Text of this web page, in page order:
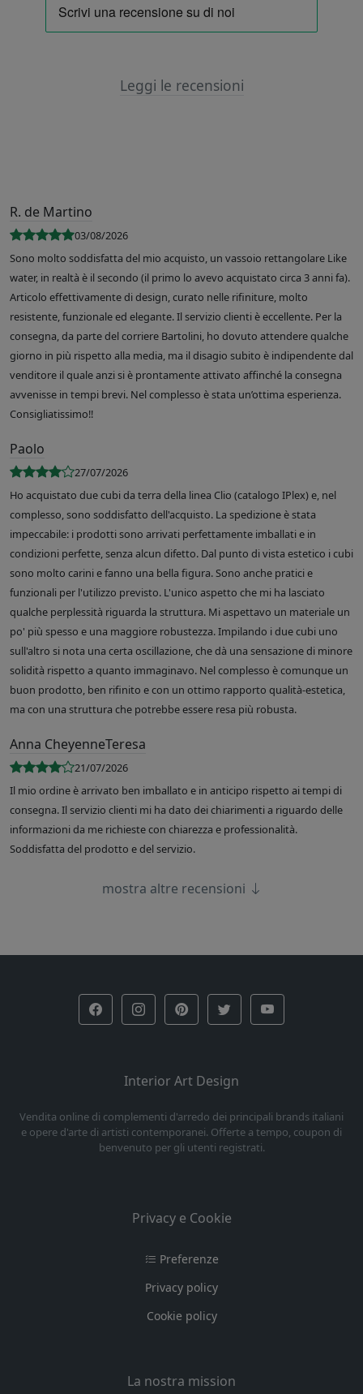
Leggi le recensioni
R. de Martino
03/08/2026
Sono molto soddisfatta del mio acquisto, un vassoio rettangolare Like
water, in realtà è il secondo (il primo lo avevo acquistato circa 3 anni fa).
Articolo effettivamente di design, curato nelle rifiniture, molto
resistente, funzionale ed elegante. Il servizio clienti è eccellente. Per la
consegna, da parte del corriere Bartolini, ho dovuto attendere qualche
giorno in più rispetto alla media, ma il disagio subito è indipendente dal
venditore il quale anzi si è prontamente attivato affinché la consegna
avvenisse in tempi brevi. Nel complesso è stata un’ottima esperienza.
Consigliatissimo!!
Paolo
27/07/2026
Ho acquistato due cubi da terra della linea Clio (catalogo IPlex) e, nel
complesso, sono soddisfatto dell'acquisto. La spedizione è stata
impeccabile: i prodotti sono arrivati perfettamente imballati e in
condizioni perfette, senza alcun difetto. Dal punto di vista estetico i cubi
sono molto carini e fanno una bella figura. Sono anche pratici e
funzionali per l'utilizzo previsto. L'unico aspetto che mi ha lasciato
qualche perplessità riguarda la struttura. Mi aspettavo un materiale un
po' più spesso e una maggiore robustezza. Impilando i due cubi uno
sull'altro si nota una certa oscillazione, che dà una sensazione di minore
solidità rispetto a quanto immaginavo. Nel complesso è comunque un
buon prodotto, ben rifinito e con un ottimo rapporto qualità-estetica,
ma con una struttura che potrebbe essere resa più robusta.
Anna CheyenneTeresa
21/07/2026
Il mio ordine è arrivato ben imballato e in anticipo rispetto ai tempi di
consegna. Il servizio clienti mi ha dato dei chiarimenti a riguardo delle
informazioni da me richieste con chiarezza e professionalità.
Soddisfatta del prodotto e del servizio.
mostra altre recensioni
Interior Art Design
Vendita online di complementi d'arredo dei principali brands italiani
e opere d'arte di artisti contemporanei. Offerte a tempo, coupon di
benvenuto per gli utenti registrati.
Privacy e Cookie
Preferenze
Privacy policy
Cookie policy
La nostra mission